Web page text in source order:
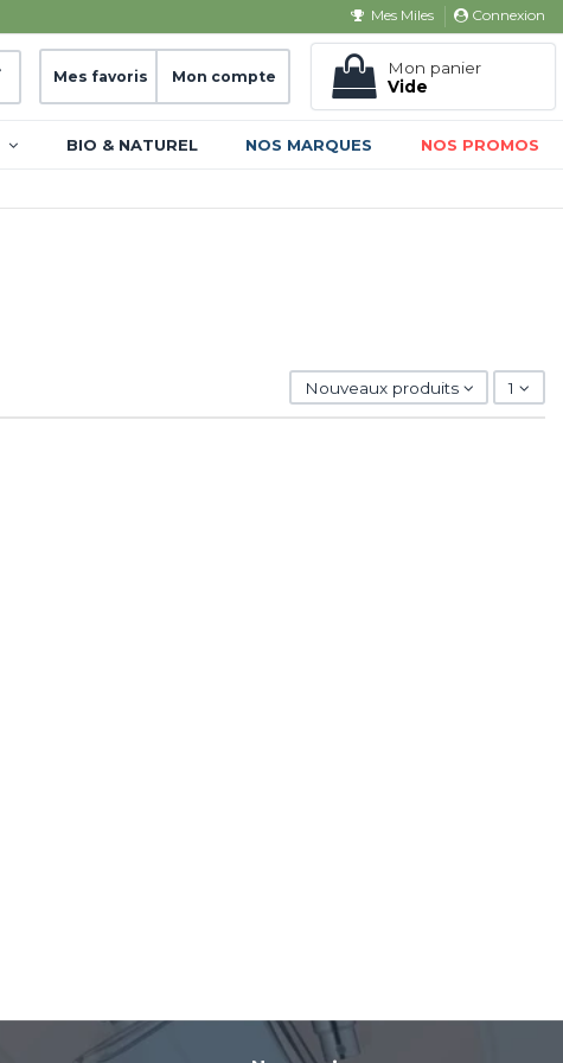
Mes Miles Connexion
Mes favoris Mon compte
Mon panier
Vide
BIO & NATUREL NOS MARQUES NOS PROMOS
Nouveaux produits 1